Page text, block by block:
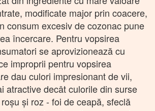
modificate major prin coacere,
consum excesiv de cozonac pune
încercare. Pentru vopsirea
se aprovizionează cu
improprii pentru vopsirea
dau culori impresionant de vii,
atractive decât culorile din surse
și roz - foi de ceapă, sfeclă